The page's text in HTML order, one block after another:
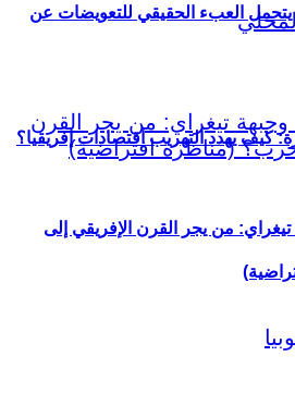
يهدد التهريب اقتصادات إفريقيا؟
العبء الحقيقي للتعويضات عن
تيغراي: من يجر القرن الإفريقي إلى